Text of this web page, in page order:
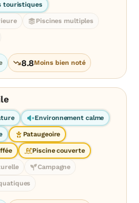
touristiques
Piscines multiples
8.8Moins bien noté
Environnement calme
Pataugeoire
Piscine couverte
Campagne